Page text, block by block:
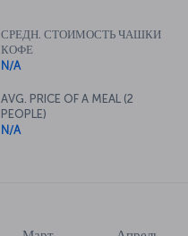
СРЕДН. СТОИМОСТЬ ЧАШКИ
КОФЕ
N/A
AVG. PRICE OF A MEAL (2
PEOPLE)
N/A